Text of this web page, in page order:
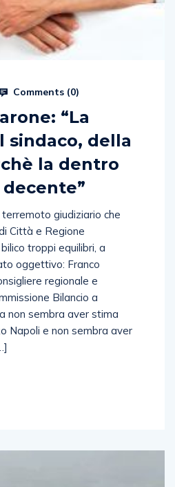
Comments (0)
“La
sindaco, della
la dentro
giudiziario che
Città e Regione
troppi equilibri, a
oggettivo: Franco
regionale e
Bilancio a
non sembra aver stima
Napoli e non sembra aver